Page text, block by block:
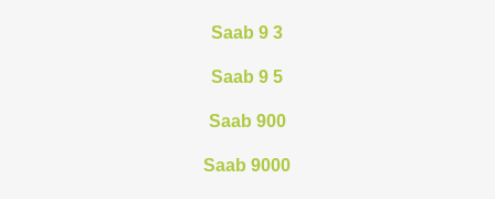
Saab 9 3
Saab 9 5
Saab 900
Saab 9000